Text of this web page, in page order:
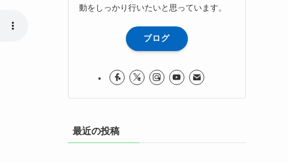
動をしっかり行いたいと思っています。
ブログ
最近の投稿